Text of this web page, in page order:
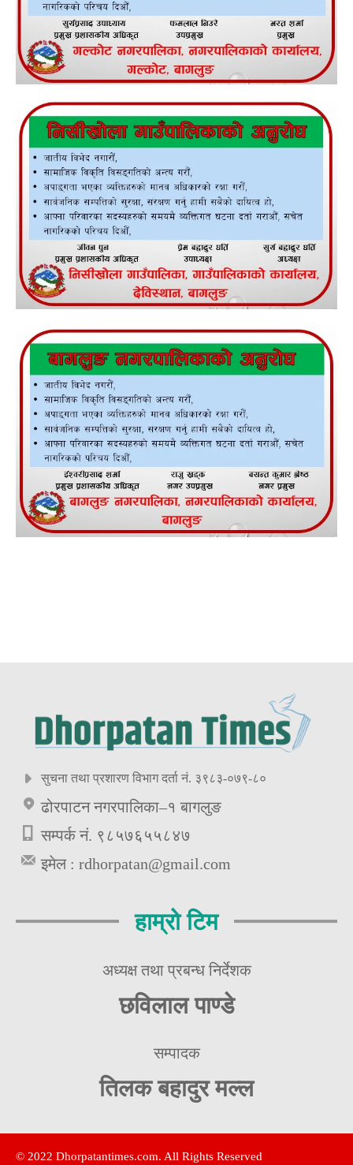
सुचना तथा प्रशारण विभाग दर्ता नं. ३९८३-०७९-८०
ढोरपाटन नगरपालिका–१ बागलुङ
सम्पर्क नं. ९८५७६५५८४७
इमेल : rdhorpatan@gmail.com
हाम्रो टिम
अध्यक्ष तथा प्रबन्ध निर्देशक
छविलाल पाण्डे
सम्पादक
तिलक बहादुर मल्ल
© 2022 Dhorpatantimes.com. All Rights Reserved